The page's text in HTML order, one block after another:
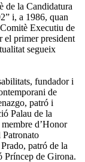
de la Candidatura
i, a 1986, quan
Executiu de
el primer president
segueix
fundador i
de
patró i
Palau de la
d’Honor
patró de la
Príncep de Girona.